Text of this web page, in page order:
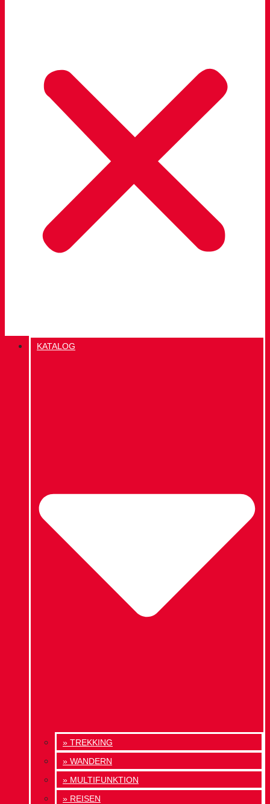
KATALOG
» TREKKING
» WANDERN
» MULTIFUNKTION
» REISEN